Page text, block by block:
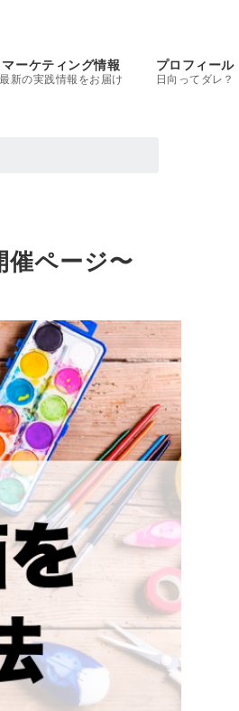
マーケティング情報
最新の実践情報をお届け
プロフィール
日向ってダレ？
催ページ〜